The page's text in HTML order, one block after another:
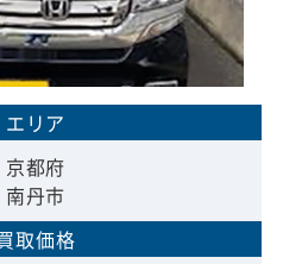
エリア
京都府
南丹市
取価格